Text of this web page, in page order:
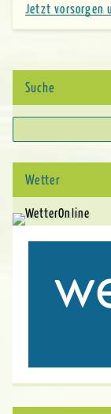
Jetzt vorsorgen
Suche
Wetter